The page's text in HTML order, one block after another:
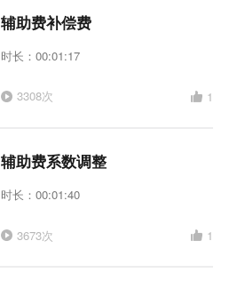
辅助费补偿费
时长：00:01:17
3308次 1
辅助费系数调整
时长：00:01:40
3673次 1